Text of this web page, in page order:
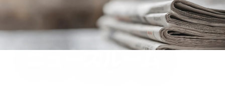
ニュースルーム